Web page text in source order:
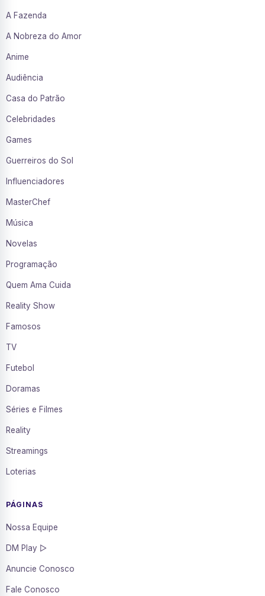
A Fazenda
A Nobreza do Amor
Anime
Audiência
Casa do Patrão
Celebridades
Games
Guerreiros do Sol
Influenciadores
MasterChef
Música
Novelas
Programação
Quem Ama Cuida
Reality Show
Famosos
TV
Futebol
Doramas
Séries e Filmes
Reality
Streamings
Loterias
PÁGINAS
Nossa Equipe
DM Play ▷
Anuncie Conosco
Fale Conosco